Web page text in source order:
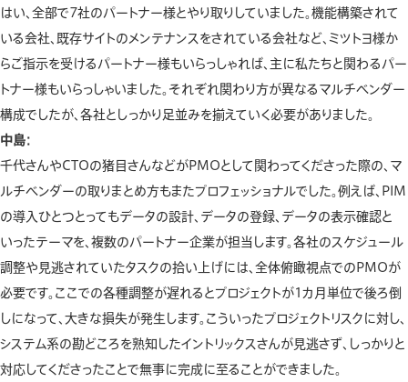
はい、全部で7社のパートナー様とやり取りしていました。機能構築されて
いる会社、既存サイトのメンテナンスをされている会社など、ミツトヨ様か
らご指示を受けるパートナー様もいらっしゃれば、主に私たちと関わるパー
トナー様もいらっしゃいました。それぞれ関わり方が異なるマルチベンダー
構成でしたが、各社としっかり足並みを揃えていく必要がありました。
中島：
千代さんやCTOの猪目さんなどがPMOとして関わってくださった際の、マ
ルチベンダーの取りまとめ方もまたプロフェッショナルでした。例えば、PIM
の導入ひとつとってもデータの設計、データの登録、データの表示確認と
いったテーマを、複数のパートナー企業が担当します。各社のスケジュール
調整や見逃されていたタスクの拾い上げには、全体俯瞰視点でのPMOが
必要です。ここでの各種調整が遅れるとプロジェクトが1カ月単位で後ろ倒
しになって、大きな損失が発生します。こういったプロジェクトリスクに対し、
システム系の勘どころを熟知したイントリックスさんが見逃さず、しっかりと
対応してくださったことで無事に完成に至ることができました。